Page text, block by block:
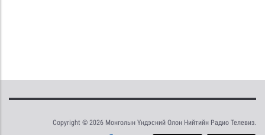
Copyright © 2026 Монголын Үндэсний Олон Нийтийн Радио Телевиз.